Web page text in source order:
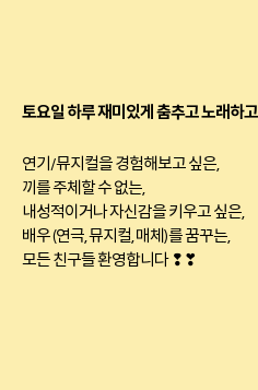
토요일 하루 재미있게 춤추고 노래하
연기/뮤지컬을 경험해보고 싶은,
끼를 주체할 수 없는,
내성적이거나 자신감을 키우고 싶은,
배우 (연극, 뮤지컬, 매체) 를 꿈꾸는,
모든 친구들 환영합니다 ❢❣